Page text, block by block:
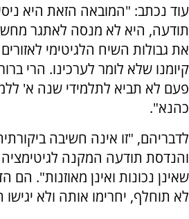
עוד נכתב: "המובאה הזאת היא
תודעה, היא לא מנסה לאתגר
את גבולות השיח הלגיטימי
קיומנו שלא לומר לערכינו. הרי
פעם לא תביא לתלמידי שנה א'
כהנא".
לדבריהם, "זו אינה חשיבה
והנדסת תודעה המקנה
שאינן נכונות ואינן מאוזנות".
לא תוחלף, יחרימו אותה ולא